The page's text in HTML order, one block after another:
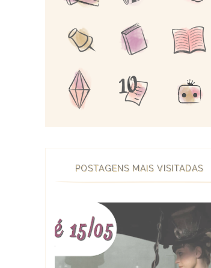
POSTAGENS MAIS VISITADAS